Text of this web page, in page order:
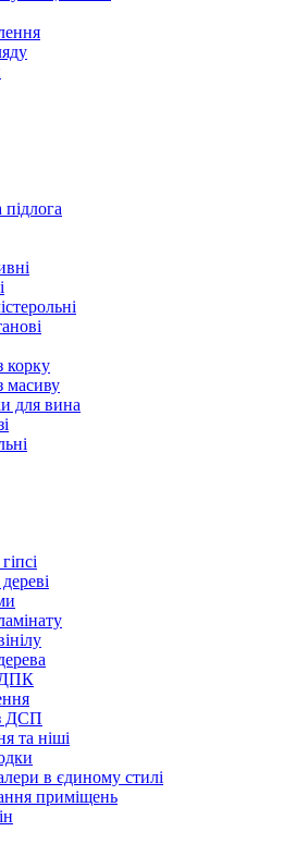
корку
масиву
для вина
ДПК
ДСП
та ніші
в єдиному стилі
приміщень